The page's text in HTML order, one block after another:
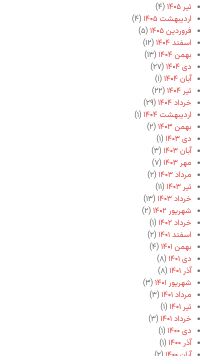
تیر ۱۴۰۵
(۴)
اردیبهشت ۱۴۰۵
(۴)
فروردین ۱۴۰۵
(۵)
اسفند ۱۴۰۴
(۱۲)
بهمن ۱۴۰۴
(۱۳)
دی ۱۴۰۴
(۲۷)
آبان ۱۴۰۴
(۱)
تیر ۱۴۰۴
(۲۲)
خرداد ۱۴۰۴
(۲۹)
اردیبهشت ۱۴۰۴
(۱)
بهمن ۱۴۰۳
(۲)
دی ۱۴۰۳
(۱)
آبان ۱۴۰۳
(۳)
مهر ۱۴۰۳
(۷)
مرداد ۱۴۰۳
(۲)
تیر ۱۴۰۳
(۱۱)
خرداد ۱۴۰۳
(۱۳)
شهریور ۱۴۰۲
(۲)
خرداد ۱۴۰۲
(۱)
اسفند ۱۴۰۱
(۲)
بهمن ۱۴۰۱
(۴)
دی ۱۴۰۱
(۸)
آذر ۱۴۰۱
(۸)
شهریور ۱۴۰۱
(۳)
مرداد ۱۴۰۱
(۳)
تیر ۱۴۰۱
(۱)
خرداد ۱۴۰۱
(۳)
دی ۱۴۰۰
(۱)
آذر ۱۴۰۰
(۱)